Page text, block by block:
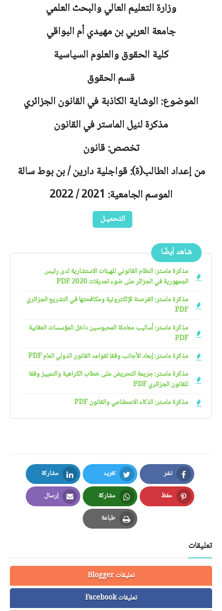
وزارة التعليم العالي والبحث العلمي
جامعةالعربي بن مهيدي أم البواقي
كلية الحقوق والعلوم السياسية
قسم الحقوق
الموضوع: الوشاية الكاذبة في القانون الجزائري
مذكرة لنيل الماستر في القانون
تخصص: قانون
من إعداد الطالب(ة): قواجلية دارين / بن بوط سالة
الموسم الجامعية: 2021 / 2022
التحميـل
شاهد أيضًا
مذكرة ماستر: النظام القانوني للهيئات الاستشارية لدى رئيس
الجمهورية في الجزائر على ضوء تعديلات 2020 PDF
مذكرة ماستر: القرصنة الإلكترونية ومكافحتها في التشريع الجزائري
PDF
مذكرة ماستر: أساليب معاملة المحبوسين داخل المؤسسات العقابية
PDF
مذكرة ماستر: إبعاد الأجانب وفقا لقواعد القانون الدولي العام PDF
مذكرة ماستر: جريمة التحريض على خطاب الكراهية والتمييز وفقا
للقانون الجزائري PDF
مذكرة ماستر: الذكاء الاصطناعي والقانون PDF
نشر
Facebook
تغريد
Twitter
مشاركة
LinkedIn
حفظ
Pinterest
مشاركة
Whatsapp
إرسال
Email
طباعة
Print
تعليقات
تعليقات Blogger
تعليقات Facebook